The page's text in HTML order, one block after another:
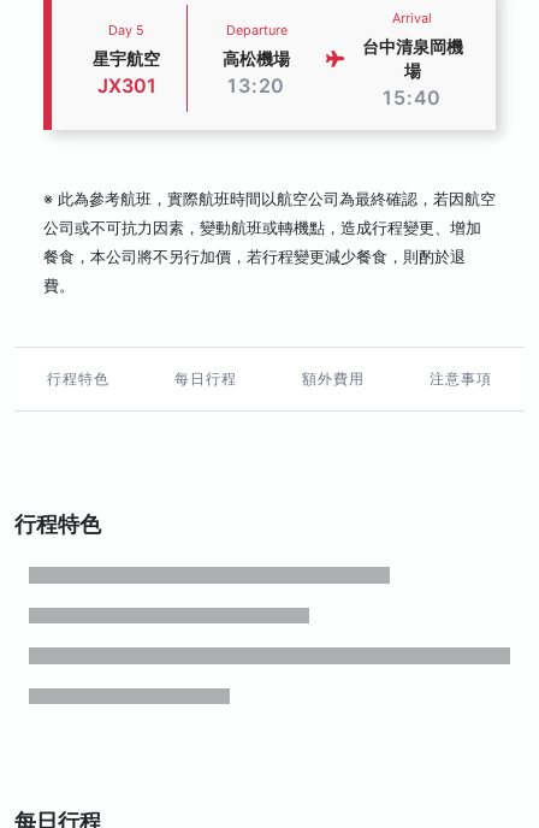
Day 5
星宇航空
JX301
Departure
高松機場
13:20
Arrival
台中清泉岡機
場
15:40
※ 此為參考航班，實際航班時間以航空公司為最終確認，若因航空
公司或不可抗力因素，變動航班或轉機點，造成行程變更、增加
餐食，本公司將不另行加價，若行程變更減少餐食，則酌於退
費。
行程特色 每日行程 額外費用 注意事項
行程特色
每日行程